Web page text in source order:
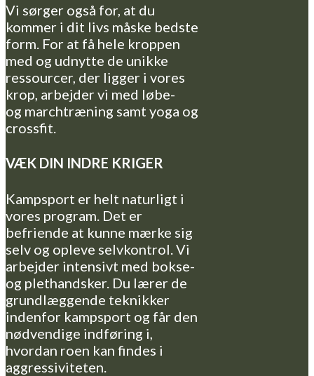
Vi sørger også for, at du
kommer i dit livs måske bedste
form. For at få hele kroppen
med og udnytte de unikke
ressourcer, der ligger i vores
krop, arbejder vi med løbe-
og marchtræning samt yoga og
crossfit.
VÆK DIN INDRE KRIGER
Kampsport er helt naturligt i
vores program. Det er
befriende at kunne mærke sig
selv og opleve selvkontrol. Vi
arbejder intensivt med bokse-
og plethandsker. Du lærer de
grundlæggende teknikker
indenfor kampsport og får den
nødvendige indføring i,
hvordan roen kan findes i
aggressiviteten.